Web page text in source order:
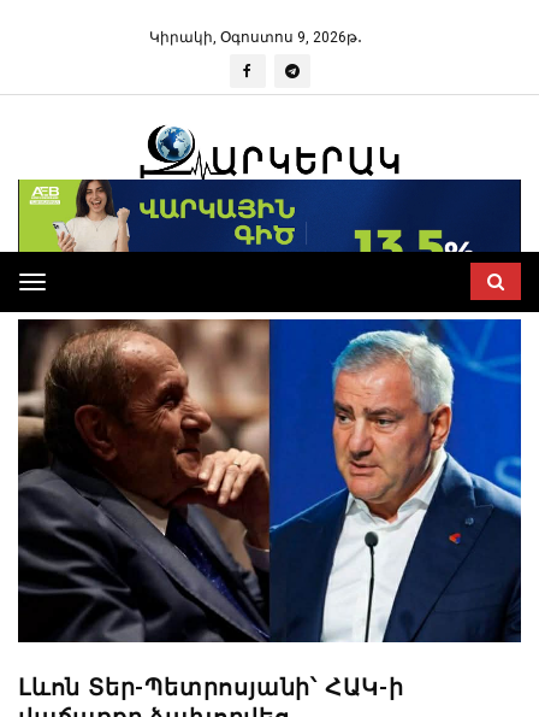
Կիրակի, Օգոստոս 9, 2026թ․
Toggle
navigation
Լևոն Տեր-Պետրոսյանի՝ ՀԱԿ-ի